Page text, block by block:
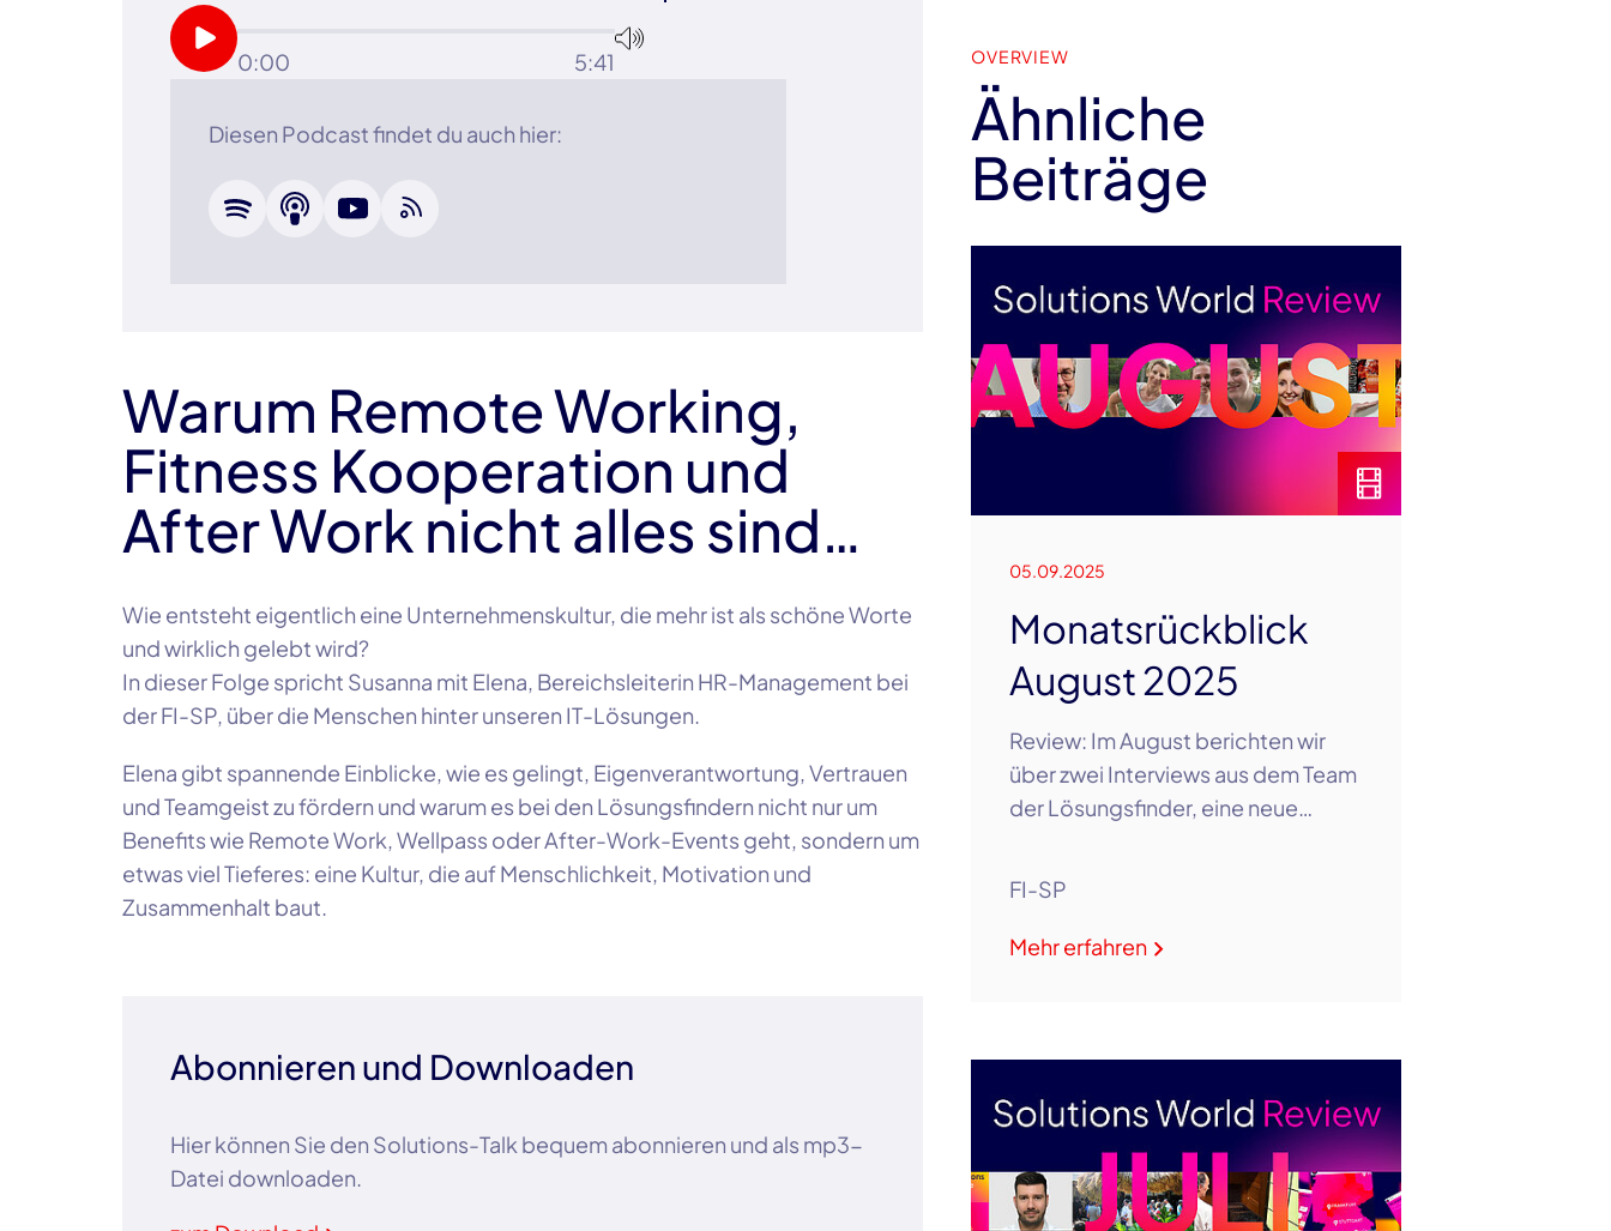
0:00 5:41
Diesen Podcast findet du auch hier:
Warum Remote Working,
Fitness Kooperation und
After Work nicht alles sind…
Wie entsteht eigentlich eine Unternehmenskultur, die mehr ist als schöne Worte
und wirklich gelebt wird?
In dieser Folge spricht Susanna mit Elena, Bereichsleiterin HR-Management bei
der FI-SP, über die Menschen hinter unseren IT-Lösungen.
Elena gibt spannende Einblicke, wie es gelingt, Eigenverantwortung, Vertrauen
und Teamgeist zu fördern und warum es bei den Lösungsfindern nicht nur um
Benefits wie Remote Work, Wellpass oder After-Work-Events geht, sondern um
etwas viel Tieferes: eine Kultur, die auf Menschlichkeit, Motivation und
Zusammenhalt baut.
Abonnieren und Downloaden
Hier können Sie den Solutions-Talk bequem abonnieren und als mp3-
Datei downloaden.
OVERVIEW
Ähnliche
Beiträge
05.09.2025
Monatsrückblick
August 2025
Review: Im August berichten wir
über zwei Interviews aus dem Team
der Lösungsfinder, eine neue…
FI-SP
Mehr erfahren